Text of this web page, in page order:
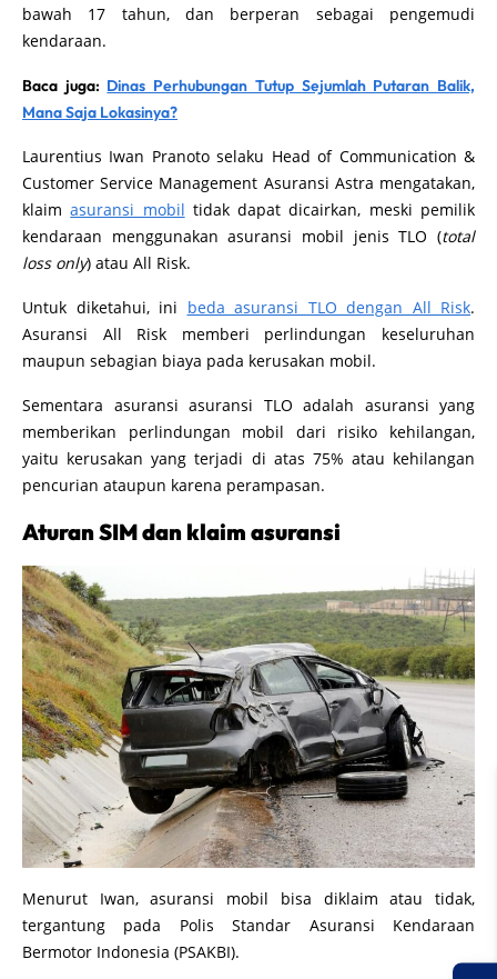
bawah 17 tahun, dan berperan sebagai pengemudi
kendaraan.
Baca juga: Dinas Perhubungan Tutup Sejumlah Putaran Balik,
Mana Saja Lokasinya?
Laurentius Iwan Pranoto selaku Head of Communication &
Customer Service Management Asuransi Astra mengatakan,
klaimasuransi mobil tidak dapat dicairkan, meski pemilik
kendaraan menggunakan asuransi mobil jenis TLO (total
loss only) atau All Risk.
Untuk diketahui, ini beda asuransi TLO dengan All Risk.
Asuransi All Risk memberi perlindungan keseluruhan
maupun sebagian biaya pada kerusakan mobil.
Sementara asuransi asuransi TLO adalah asuransi yang
memberikan perlindungan mobil dari risiko kehilangan,
yaitu kerusakan yang terjadi di atas 75% atau kehilangan
pencurian ataupun karena perampasan.
Aturan SIM dan klaim asuransi
Menurut Iwan, asuransi mobil bisa diklaim atau tidak,
tergantung pada Polis Standar Asuransi Kendaraan
Bermotor Indonesia (PSAKBI).